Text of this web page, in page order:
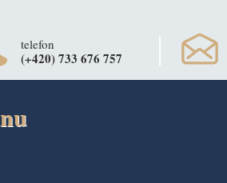
telefon
(+420) 733 676 757